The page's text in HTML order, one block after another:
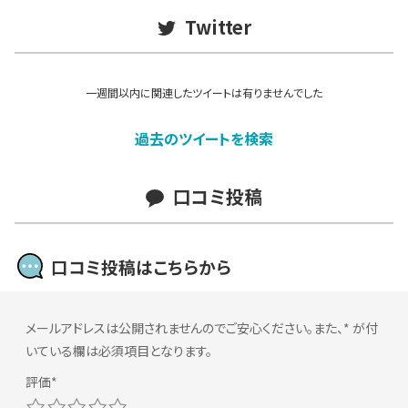
Twitter
一週間以内に関連したツイートは有りませんでした
過去のツイートを検索
口コミ投稿
口コミ投稿はこちらから
メールアドレスは公開されませんのでご安心ください。また、* が付
いている欄は必須項目となります。